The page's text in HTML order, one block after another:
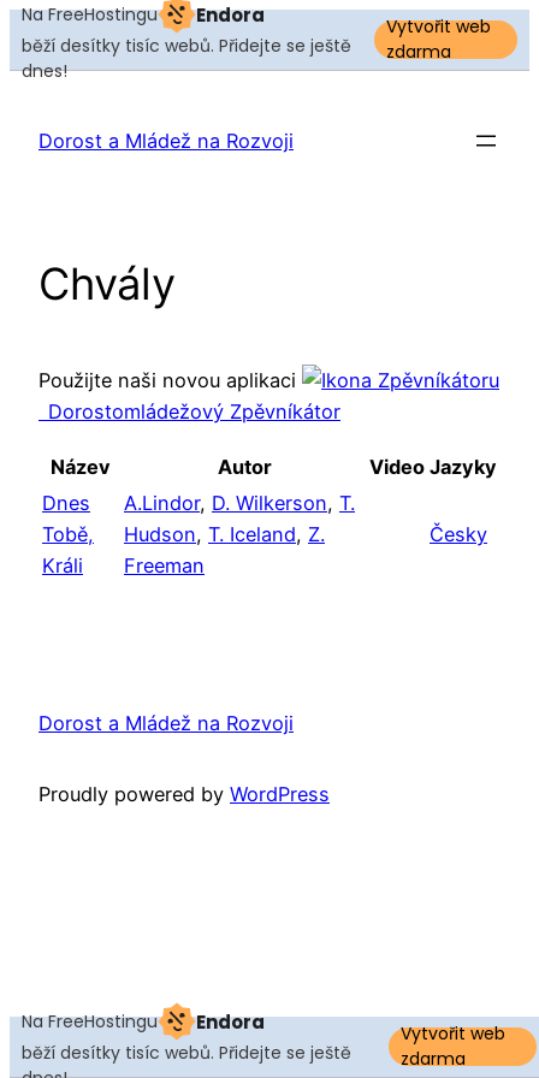
Na FreeHostingu Endora
běží desítky tisíc webů. Přidejte se ještě
dnes!
Vytvořit web
zdarma
Na FreeHostingu Endora
běží desítky tisíc webů. Přidejte se ještě
Vytvořit web
zdarma
Dorost a Mládež na Rozvoji
Chvály
Použijte naši novou aplikaci
Dorostomládežový Zpěvníkátor
Název Autor Video Jazyky
Dnes
Tobě,
Králi
A.Lindor, D. Wilkerson, T.
Hudson, T. Iceland, Z.
Freeman
Česky
Dorost a Mládež na Rozvoji
Proudly powered by WordPress